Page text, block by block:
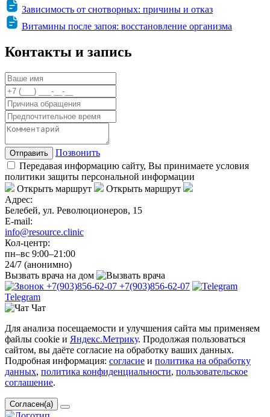
Зависимость от снотворных: причины и отказ
Витамины после запоя: восстановление организма
Контакты и запись
Отправить
Позвонить
Передавая информацию сайту, Вы принимаете условия
политики защиты персональной информации
Открыть маршрут
Открыть маршрут
Адрес:
Белебей, ул. Революционеров, 15
E-mail:
info@resource.clinic
Кол-центр:
пн–вс 9:00–21:00
24/7 (анонимно)
Вызвать врача на дом
+7(903)856-62-07 +7(903)856-62-07
Telegram
Чат
Для анализа посещаемости и улучшения сайта мы применяем
файлы cookie и Яндекс.Метрику. Продолжая пользоваться
сайтом, вы даёте согласие на обработку ваших данных.
Подробная информация: согласие и политика на обработку
данных, политика конфиденциальности, пользовательское
соглашение.
Согласен(а)